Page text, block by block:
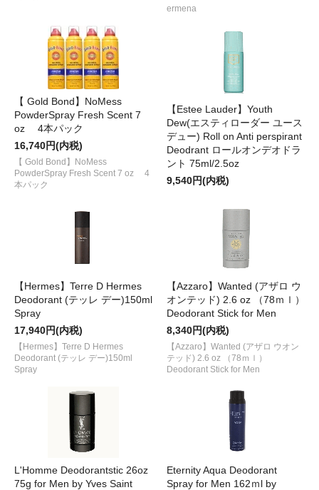
ermena
【 Gold Bond】NoMess
PowderSpray Fresh Scent 7
oz 4本パック
16,740円(内税)
【 Gold Bond】NoMess
PowderSpray Fresh Scent 7 oz 4
本パック
【Estee Lauder】Youth
Dew(エスティローダー ユース
デュー) Roll on Anti perspirant
Deodrant ロールオンデオドラ
ント 75ml/2.5oz
9,540円(内税)
【Hermes】Terre D Hermes
Deodorant (テッレ デー)150ml
Spray
17,940円(内税)
【Hermes】Terre D Hermes
Deodorant (テッレ デー)150ml
Spray
【Azzaro】Wanted (アザロ ウ
オンテッド) 2.6 oz （78ｍｌ）
Deodorant Stick for Men
8,340円(内税)
【Azzaro】Wanted (アザロ ウオン
テッド) 2.6 oz （78ｍｌ）
Deodorant Stick for Men
L'Homme Deodorantstic 26oz
75g for Men by Yves Saint
Eternity Aqua Deodorant
Spray for Men 162ｍl by